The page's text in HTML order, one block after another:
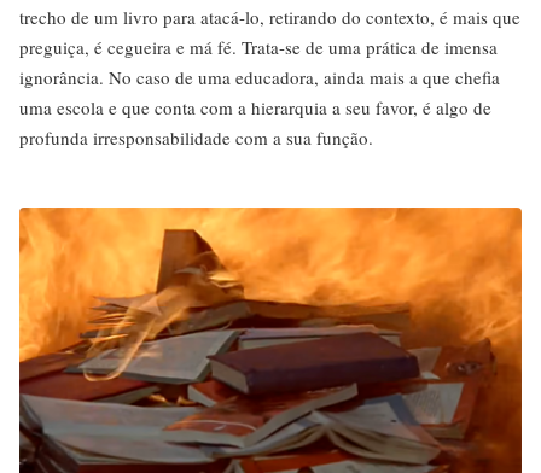
trecho de um livro para atacá-lo, retirando do contexto, é mais que
preguiça, é cegueira e má fé. Trata-se de uma prática de imensa
ignorância. No caso de uma educadora, ainda mais a que chefia
uma escola e que conta com a hierarquia a seu favor, é algo de
profunda irresponsabilidade com a sua função.